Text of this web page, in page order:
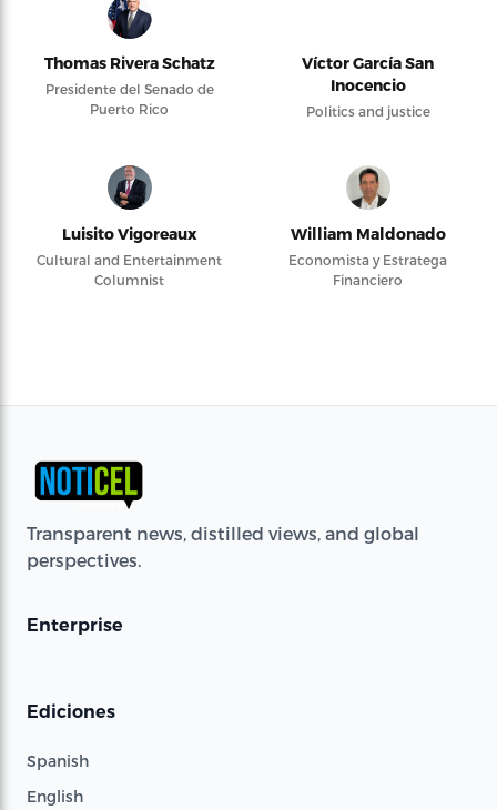
Thomas Rivera Schatz
Presidente del Senado de
Puerto Rico
Víctor García San
Inocencio
Politics and justice
Luisito Vigoreaux
Cultural and Entertainment
Columnist
William Maldonado
Economista y Estratega
Financiero
Transparent news, distilled views, and global
perspectives.
Enterprise
Ediciones
Spanish
English